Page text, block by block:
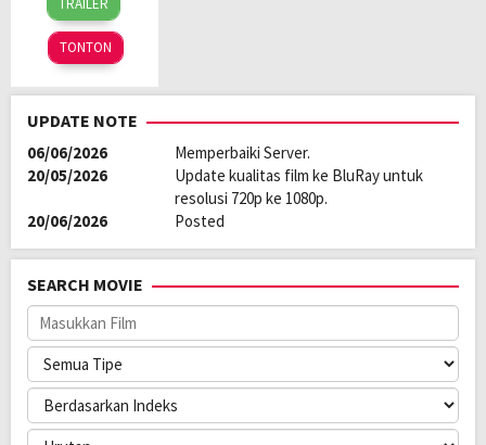
May
2023
Ji-
young
TRAILER
TONTON
UPDATE NOTE
06/06/2026
Memperbaiki Server.
20/05/2026
Update kualitas film ke BluRay untuk
resolusi 720p ke 1080p.
20/06/2026
Posted
SEARCH MOVIE